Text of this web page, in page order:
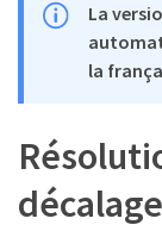
La
la
décalage